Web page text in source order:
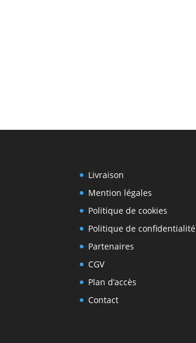
Livraison
Mention légales
Politique de cookies
Politique de confidentialité
Partenaires
CGV
Plan d’accès
Contact